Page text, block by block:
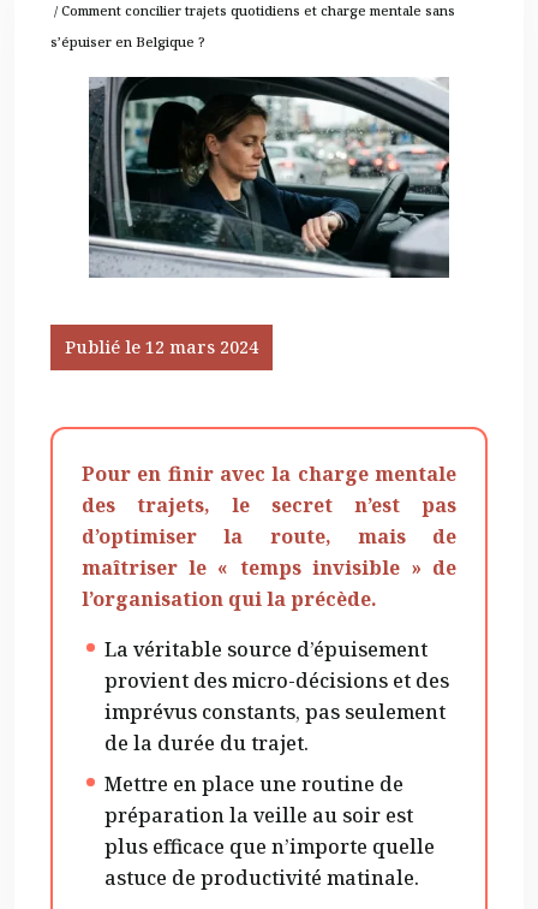
/ Comment concilier trajets quotidiens et charge mentale sans
s’épuiser en Belgique ?
Publié le 12 mars 2024
Pour en finir avec la charge mentale
des trajets, le secret n’est pas
d’optimiser la route, mais de
maîtriser le « temps invisible » de
l’organisation qui la précède.
La véritable source d’épuisement
provient des micro-décisions et des
imprévus constants, pas seulement
de la durée du trajet.
Mettre en place une routine de
préparation la veille au soir est
plus efficace que n’importe quelle
astuce de productivité matinale.